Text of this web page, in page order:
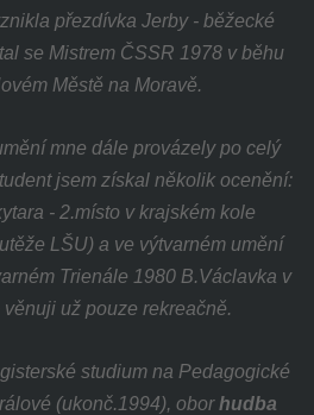
přezdívka Jerby - běžecké
se Mistrem ČSSR 1978 v běhu
Městě na Moravě.
mne dále provázely po celý
jsem získal několik ocenění:
- 2.místo v krajském kole
LŠU) a ve výtvarném umění
Trienále 1980 B.Václavka v
už pouze rekreačně.
studium na Pedagogické
(ukonč.1994), oborhudba